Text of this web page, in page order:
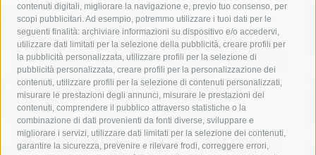
contenuti digitali, migliorare la navigazione e, previo tuo consenso, per
scopi pubblicitari. Ad esempio, potremmo utilizzare i tuoi dati per le
seguenti finalità: archiviare informazioni su dispositivo e/o accedervi,
utilizzare dati limitati per la selezione della pubblicità, creare profili per
la pubblicità personalizzata, utilizzare profili per la selezione di
pubblicità personalizzata, creare profili per la personalizzazione dei
contenuti, utilizzare profili per la selezione di contenuti personalizzati,
misurare le prestazioni degli annunci, misurare le prestazioni dei
contenuti, comprendere il pubblico attraverso statistiche o la
combinazione di dati provenienti da fonti diverse, sviluppare e
migliorare i servizi, utilizzare dati limitati per la selezione dei contenuti,
garantire la sicurezza, prevenire e rilevare frodi, correggere errori,
acqua allerta meteo
anas
area marina protetta di punta campanella
arresto
Asl Napoli 3 sud
capitaneria di porto capri
carabinieri
castellammare di stabia
circumvesuviana
comune di sorrento
concerto
contagi
costiera amalfitana
covid-19 eav
elezioni
fondazione sorrento
gori guardia costiera
incidente